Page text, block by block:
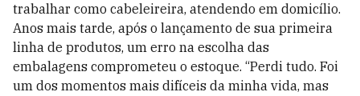
trabalhar como cabeleireira, atendendo em domicílio.
Anos mais tarde, após o lançamento de sua primeira
linha de produtos, um erro na escolha das
embalagens comprometeu o estoque. “Perdi tudo. Foi
um dos momentos mais difíceis da minha vida, mas